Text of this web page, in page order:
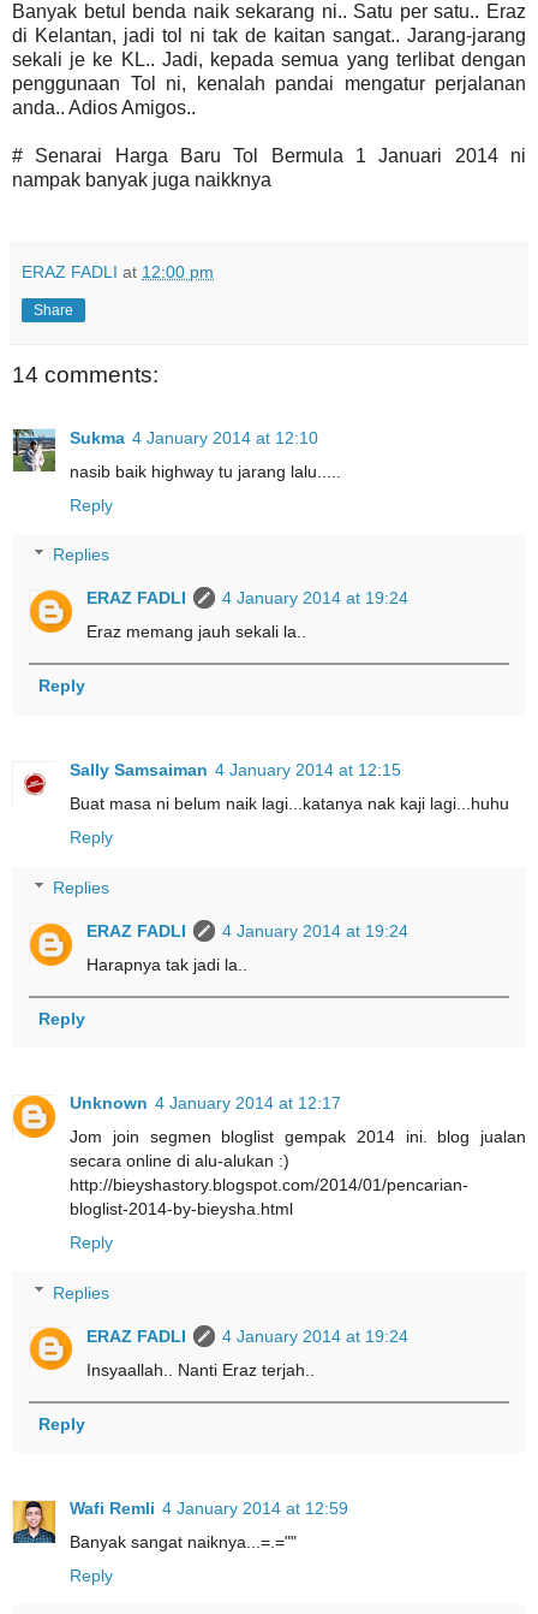
Banyak betul benda naik sekarang ni.. Satu per satu.. Eraz
di Kelantan, jadi tol ni tak de kaitan sangat.. Jarang-jarang
sekali je ke KL.. Jadi, kepada semua yang terlibat dengan
penggunaan Tol ni, kenalah pandai mengatur perjalanan
anda.. Adios Amigos..
# Senarai Harga Baru Tol Bermula 1 Januari 2014 ni
nampak banyak juga naikknya
ERAZ FADLI at 12:00 pm
Share
14 comments:
Sukma 4 January 2014 at 12:10
nasib baik highway tu jarang lalu.....
Reply
Replies
ERAZ FADLI
4 January 2014 at 19:24
Eraz memang jauh sekali la..
Reply
Sally Samsaiman 4 January 2014 at 12:15
Buat masa ni belum naik lagi...katanya nak kaji lagi...huhu
Reply
Replies
ERAZ FADLI
4 January 2014 at 19:24
Harapnya tak jadi la..
Reply
Unknown 4 January 2014 at 12:17
Jom join segmen bloglist gempak 2014 ini. blog jualan
secara online di alu-alukan :)
http://bieyshastory.blogspot.com/2014/01/pencarian-
bloglist-2014-by-bieysha.html
Reply
Replies
ERAZ FADLI
4 January 2014 at 19:24
Insyaallah.. Nanti Eraz terjah..
Reply
Wafi Remli 4 January 2014 at 12:59
Banyak sangat naiknya...=.=""
Reply